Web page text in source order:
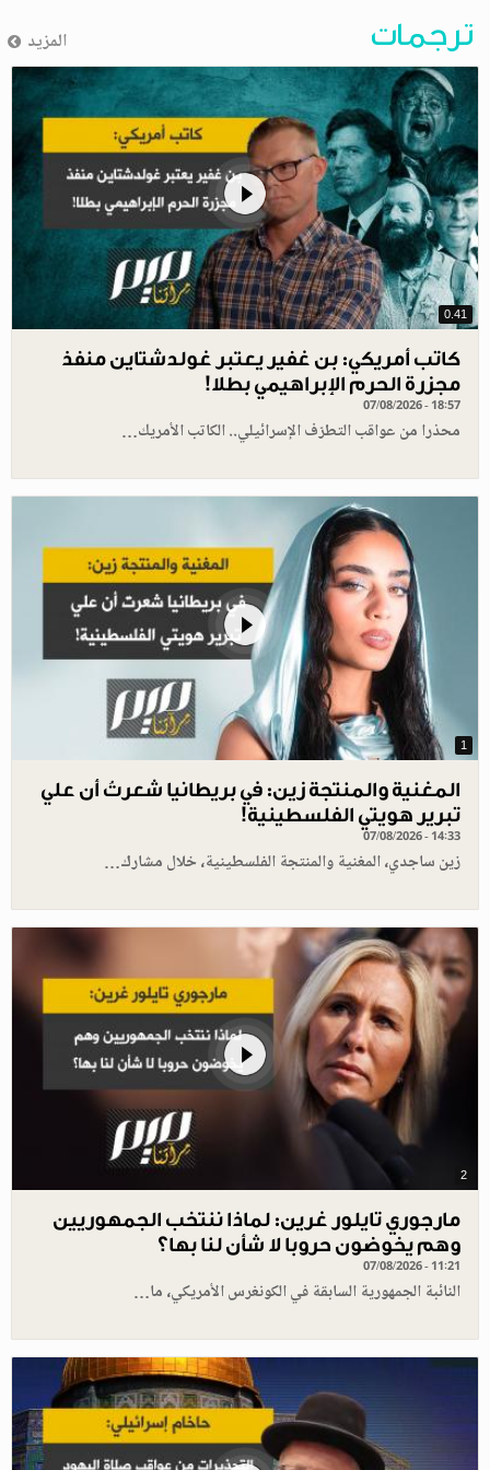
ترجمات المزيد
0.41
كاتب أمريكي: بن غفير يعتبر غولدشتاين منفذ
مجزرة الحرم الإبراهيمي بطلا!
07/08/2026 - 18:57
محذرا من عواقب التطرّف الإسرائيلي.. الكاتب الأمريك…
1
المغنية والمنتجة زين: في بريطانيا شعرتُ أن علي
تبرير هويتي الفلسطينية!
07/08/2026 - 14:33
زين ساجدي، المغنية والمنتجة الفلسطينية، خلال مشارك…
2
مارجوري تايلور غرين: لماذا ننتخب الجمهوريين
وهم يخوضون حروبا لا شأن لنا بها؟
07/08/2026 - 11:21
النائبة الجمهورية السابقة في الكونغرس الأمريكي، ما…